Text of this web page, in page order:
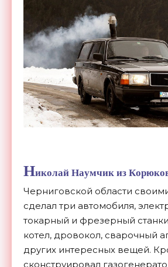
Николай Наумчик из
Черниговской области
сделал три автомобиля,
токарный и фрезерный
котел, дровокол, сварочный
других интересных вещей.
сконструировал